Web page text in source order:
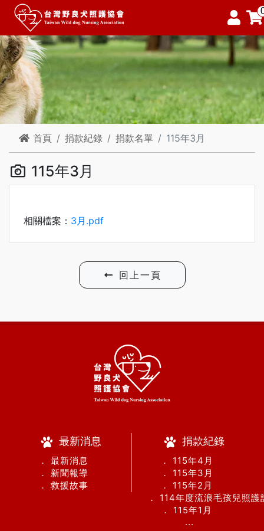
首頁 捐款紀錄 捐款名單 115年3月
115年3月
相關檔案： 3月.pdf
回上一頁
最新消息
． 最新消息
． 新聞報導
． 救援故事
捐款紀錄
． 115年4月
． 115年3月
． 115年2月
． 114年度流浪毛孩兒照
． 115年1月
...